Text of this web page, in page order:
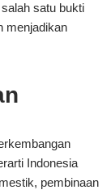
satu bukti
menjadikan
Indonesia
pembinaan